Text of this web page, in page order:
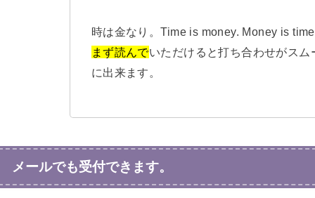
時は金なり。Time is money. Money is
まず読んでいただけると打ち合わせがスム
に出来ます。
メールでも受付できます。